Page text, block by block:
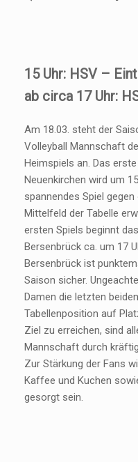
15 Uhr: HSV –
ab circa 17 Uhr:
Am 18.03. steht der
Volleyball Mannschaft
Heimspiels an. Das
Neuenkirchen wird um
spannendes Spiel
Mittelfeld der Tabelle
ersten Spiels beginnt
Bersenbrück ca. um 17
Bersenbrück ist
Saison sicher.
Damen die letzten
Tabellenposition auf
Ziel zu erreichen, sind
Mannschaft durch
Zur Stärkung der Fans
Kaffee und Kuchen
gesorgt sein.